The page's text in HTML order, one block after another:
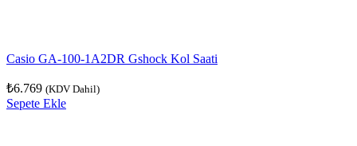
Casio GA-100-1A2DR Gshock Kol Saati
₺6.769 (KDV Dahil)
Sepete Ekle